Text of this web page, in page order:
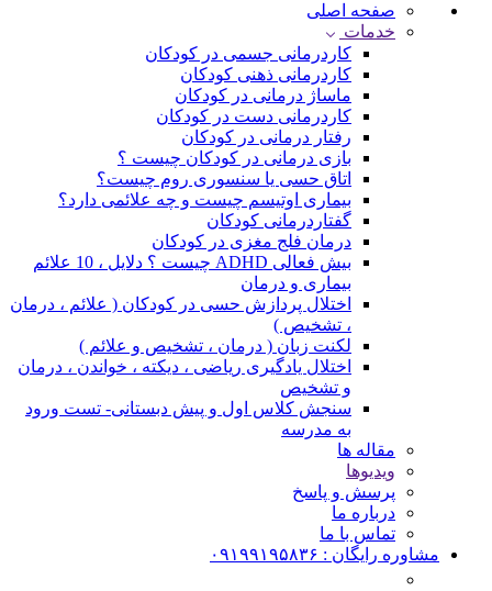
صفحه اصلی
خدمات
کاردرمانی جسمی در کودکان
کاردرمانی ذهنی کودکان
ماساژ درمانی در کودکان
کاردرمانی دست در کودکان
رفتار درمانی در کودکان
بازی درمانی در کودکان چیست ؟
اتاق حسی یا سنسوری روم چیست؟
بیماری اوتیسم چیست و چه علائمی دارد؟
گفتاردرمانی کودکان
درمان فلج مغزی در کودکان
بیش فعالی ADHD چیست ؟ دلایل ، 10 علائم
بیماری و درمان
اختلال پردازش حسی در کودکان ( علائم ، درمان
، تشخیص )
لکنت زبان ( درمان ، تشخیص و علائم )
اختلال یادگیری ریاضی ، دیکته ، خواندن ، درمان
و تشخیص
سنجش کلاس اول و پیش دبستانی- تست ورود
به مدرسه
مقاله ها
ویدیوها
پرسش و پاسخ
درباره ما
تماس با ما
مشاوره رایگان : ۰۹۱۹۹۱۹۵۸۳۶